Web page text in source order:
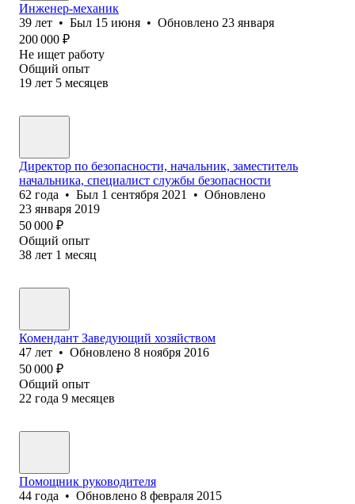
Инженер-механик
39 лет • Был 15 июня • Обновлено 23 января
200 000 ₽
Не ищет работу
Общий опыт
19 лет 5 месяцев
Директор по безопасности, начальник, заместитель
начальника, специалист службы безопасности
62 года • Был 1 сентября 2021 • Обновлено
23 января 2019
50 000 ₽
Общий опыт
38 лет 1 месяц
Комендант Заведующий хозяйством
47 лет • Обновлено 8 ноября 2016
50 000 ₽
Общий опыт
22 года 9 месяцев
Помощник руководителя
44 года • Обновлено 8 февраля 2015